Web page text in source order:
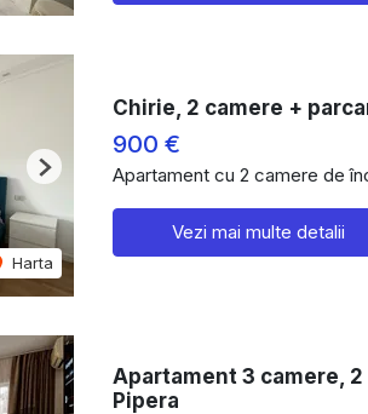
Harta
Next
Chirie, 2 camere +
900 €
Apartament cu 2 camere de
Vezi mai multe detalii
Apartament 3 camere,
Pipera